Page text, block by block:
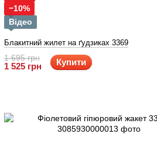
−10%
Відео
Блакитний жилет на ґудзиках 3369
1 695 грн
1 525 грн Купити